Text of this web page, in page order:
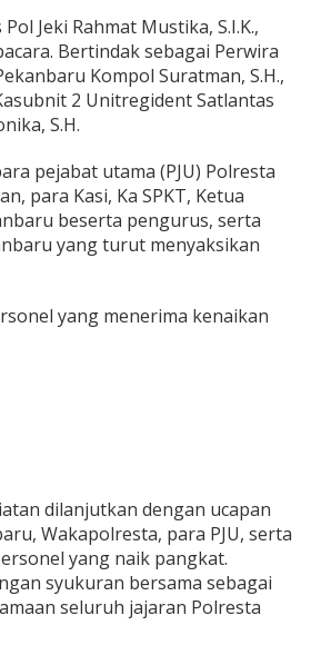
Jeki Rahmat Mustika, S.I.K.,
Bertindak sebagai Perwira
Kompol Suratman, S.H.,
2 Unitregident Satlantas
S.H.
pejabat utama (PJU) Polresta
para Kasi, Ka SPKT, Ketua
beserta pengurus, serta
yang turut menyaksikan
yang menerima kenaikan
dilanjutkan dengan ucapan
Wakapolresta, para PJU, serta
yang naik pangkat.
syukuran bersama sebagai
seluruh jajaran Polresta